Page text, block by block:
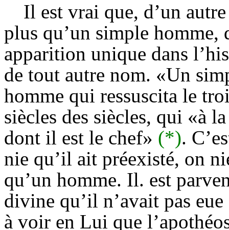
Il est vrai que, d’un
plus qu’un simple
apparition unique dans
de tout autre nom. «Un
homme qui ressuscita le
siècles des siècles, qui «à
dont il est le chef» (*).
nie qu’il ait préexisté, on
qu’un homme. Il. est
divine qu’il n’avait pas
à voir en Lui que